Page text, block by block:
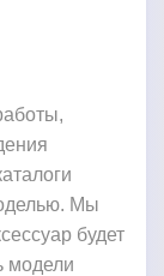
Мы
будет
модели